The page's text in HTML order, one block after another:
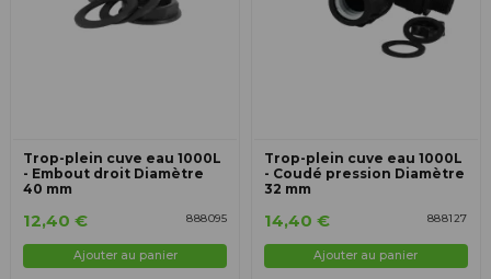
Trop-plein cuve eau 1000L
- Embout droit Diamètre
40 mm
888095
12,40 €
Ajouter au panier
Trop-plein cuve eau 1000L
- Coudé pression Diamètre
32 mm
888127
14,40 €
Ajouter au panier